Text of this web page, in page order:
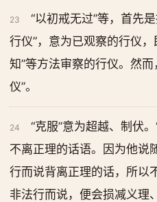
23
“以初戒无过”等，首先
行仪”，意为已观察的行仪
知”等方法审察的行仪。然
仪”。
24
“克服”意为超越、制伏
不离正理的话语。因为他说
行而说背离正理的话，所以
非法行而说，便会损减义理